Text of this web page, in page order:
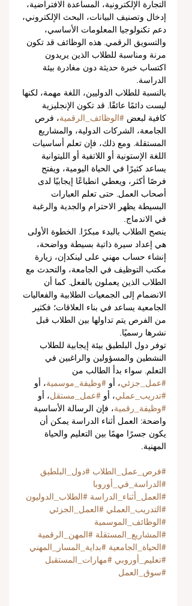
التجارة الإلكترونية، المساعدة الافتراضية،
إدخال وتصنيف البيانات، البحث الإلكتروني،
دعم تكنولوجيا المعلومات الأساسي،
والتسويق الرقمي. هذه الوظائف قد تكون
مرنة ومناسبة للطلاب الذين يريدون
اكتساب خبرة حديثة دون مغادرة بيئة
الدراسة.
بالنسبة للطلاب الدوليين، اللغة مهمة، لكنها
ليست دائمًا عائقًا. قد تكون الإنجليزية
كافية لبعض #الوظائف_الرقمية، فرص
الجامعة، الشركات الدولية، والمشاريع
المستقلة. ومع ذلك، فإن تعلم أساسيات
اللغة الإستونية أو اللاتفية أو الليتوانية
يساعد كثيرًا في الحياة اليومية، ويفتح
فرصًا أكثر، ويعطي انطباعًا إيجابيًا لدى
أصحاب العمل. حتى تعلم العبارات
البسيطة يظهر الاحترام والجدية والرغبة
في الاندماج.
ينصح الطلاب بالبدء مبكرًا. الخطوة الأولى
هي إعداد سيرة ذاتية بسيطة وواضحة،
إنشاء حساب مهني على لينكدإن، زيارة
مكتب التوظيف في الجامعة، والتحدث مع
الطلاب الذين يعملون بالفعل. كما أن
الانضمام إلى الجمعيات الطلابية والفعاليات
الجامعية يساعد في بناء العلاقات؛ فكثير
من الفرص يتم تداولها بين الطلاب قبل
نشرها رسميًا.
توفر دول البلطيق بيئة إيجابية للطلاب
النشطين والمسؤولين والراغبين في
التعلم. سواء بدأ الطالب من
#عمل_جزئي، أو #وظيفة_موسمية، أو
#تدريب_عملي، أو #عمل_مستقل، أو
#وظيفة_رقمية، فإن الرسالة الأساسية
واضحة: العمل أثناء الدراسة يمكن أن
يكون جسرًا مهمًا بين التعليم والحياة
المهنية.
#فرص_عمل_الطلاب #دول_البلطيق
#الدراسة_في_أوروبا
#العمل_أثناء_الدراسة #الطلاب_الدوليون
#التدريب_العملي #العمل_الجزئي
#الوظائف_الموسمية
#المشاريع_المستقلة #المهن_الرقمية
#الحياة_الجامعية #بداية_المسار_المهني
#تعليم_أوروبي #مهارات_المستقبل
#سوق_العمل